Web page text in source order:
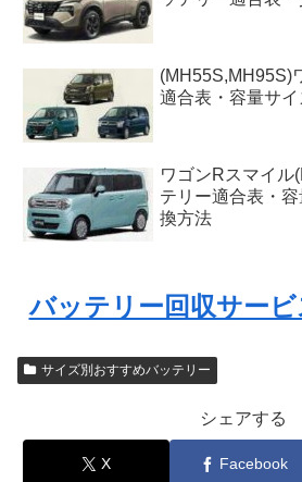
(MH55S,MH95S)
適合表・容量サ
ワゴンRスマイル
テリー適合表・
換方法
バッテリー回収サー
サイズ別おすすめバッテリー
シェアする
X Facebook